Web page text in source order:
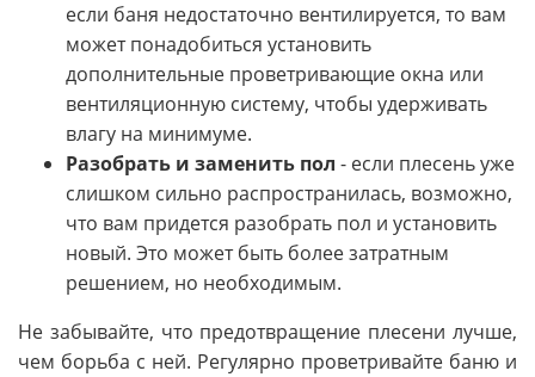
если баня недостаточно вентилируется, то вам
может понадобиться установить
дополнительные проветривающие окна или
вентиляционную систему, чтобы удерживать
влагу на минимуме.
Разобрать и заменить пол - если плесень уже
слишком сильно распространилась, возможно,
что вам придется разобрать пол и установить
новый. Это может быть более затратным
решением, но необходимым.
Не забывайте, что предотвращение плесени лучше,
чем борьба с ней. Регулярно проветривайте баню и